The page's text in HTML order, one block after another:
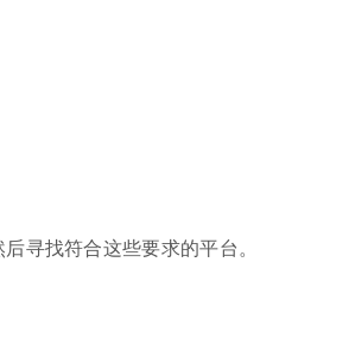
寻找符合这些要求的平台。